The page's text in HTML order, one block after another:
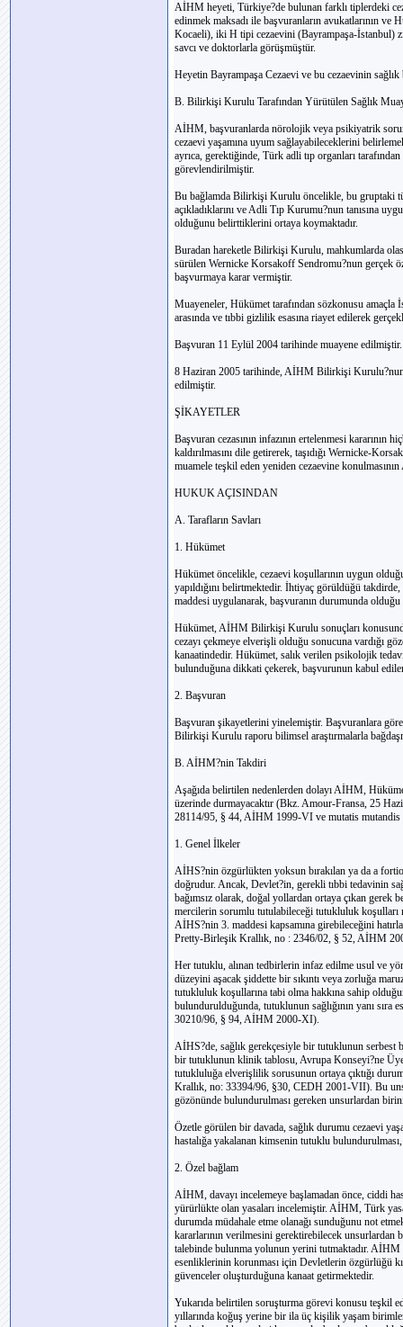
AİHM heyeti, Türkiye?de bulunan farklı tiplerdeki
edinmek maksadı ile başvuranların avukatlarının
Kocaeli), iki H tipi cezaevini (Bayrampaşa-İstanbul)
savcı ve doktorlarla görüşmüştür.
Heyetin Bayrampaşa Cezaevi ve bu cezaevinin
B. Bilirkişi Kurulu Tarafından Yürütülen Sağlık
AİHM, başvuranlarda nörolojik veya psikiyatrik
cezaevi yaşamına uyum sağlayabileceklerini
ayrıca, gerektiğinde, Türk adli tıp organları
görevlendirilmiştir.
Bu bağlamda Bilirkişi Kurulu öncelikle, bu gruptaki
açıkladıklarını ve Adli Tıp Kurumu?nun tanısına
olduğunu belirttiklerini ortaya koymaktadır.
Buradan hareketle Bilirkişi Kurulu, mahkumlarda
sürülen Wernicke Korsakoff Sendromu?nun gerçek
başvurmaya karar vermiştir.
Muayeneler, Hükümet tarafından sözkonusu
arasında ve tıbbi gizlilik esasına riayet edilerek
Başvuran 11 Eylül 2004 tarihinde muayene edilmiştir.
8 Haziran 2005 tarihinde, AİHM Bilirkişi Kurulu?nun
edilmiştir.
ŞİKAYETLER
Başvuran cezasının infazının ertelenmesi kararının
kaldırılmasını dile getirerek, taşıdığı Wernicke-
muamele teşkil eden yeniden cezaevine
HUKUK AÇISINDAN
A. Tarafların Savları
1. Hükümet
Hükümet öncelikle, cezaevi koşullarının uygun
yapıldığını belirtmektedir. İhtiyaç görüldüğü
maddesi uygulanarak, başvuranın durumunda
Hükümet, AİHM Bilirkişi Kurulu sonuçları
cezayı çekmeye elverişli olduğu sonucuna vardığı
kanaatindedir. Hükümet, salık verilen psikolojik
bulunduğuna dikkati çekerek, başvurunun kabul
2. Başvuran
Başvuran şikayetlerini yinelemiştir. Başvuranlara
Bilirkişi Kurulu raporu bilimsel araştırmalarla
B. AİHM?nin Takdiri
Aşağıda belirtilen nedenlerden dolayı AİHM,
üzerinde durmayacaktır (Bkz. Amour-Fransa, 25
28114/95, § 44, AİHM 1999-VI ve mutatis
1. Genel İlkeler
AİHS?nin özgürlükten yoksun bırakılan ya da a
doğrudur. Ancak, Devlet?in, gerekli tıbbi tedavinin
bağımsız olarak, doğal yollardan ortaya çıkan gerek
mercilerin sorumlu tutulabileceği tutukluluk koşulları
AİHS?nin 3. maddesi kapsamına girebileceğini
Pretty-Birleşik Krallık, no : 2346/02, § 52, AİHM
Her tutuklu, alınan tedbirlerin infaz edilme usul ve
düzeyini aşacak şiddette bir sıkıntı veya zorluğa
tutukluluk koşullarına tabi olma hakkına sahip
bulundurulduğunda, tutuklunun sağlığının yanı
30210/96, § 94, AİHM 2000-XI).
AİHS?de, sağlık gerekçesiyle bir tutuklunun serbest
bir tutuklunun klinik tablosu, Avrupa Konseyi?ne
tutukluluğa elverişlilik sorusunun ortaya çıktığı
Krallık, no: 33394/96, §30, CEDH 2001-VII). Bu
gözönünde bulundurulması gereken unsurlardan
Özetle görülen bir davada, sağlık durumu cezaevi
hastalığa yakalanan kimsenin tutuklu
2. Özel bağlam
AİHM, davayı incelemeye başlamadan önce, ciddi
yürürlükte olan yasaları incelemiştir. AİHM, Türk
durumda müdahale etme olanağı sunduğunu not
kararlarının verilmesini gerektirebilecek unsurlardan
talebinde bulunma yolunun yerini tutmaktadır.
esenliklerinin korunması için Devletlerin özgürlüğü
güvenceler oluşturduğuna kanaat getirmektedir.
Yukarıda belirtilen soruşturma görevi konusu teşkil
yıllarında koğuş yerine bir ila üç kişilik yaşam